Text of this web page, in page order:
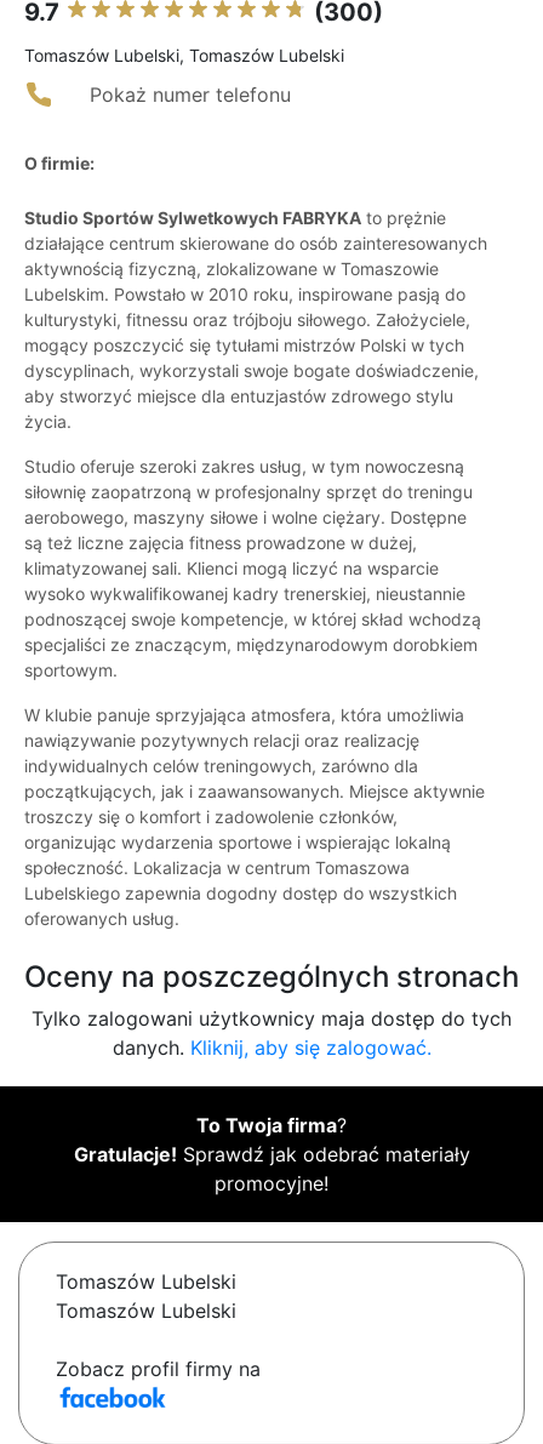
9.7 (300)
Tomaszów Lubelski, Tomaszów Lubelski
Pokaż numer telefonu
O firmie:
Studio Sportów Sylwetkowych FABRYKA to prężnie
działające centrum skierowane do osób zainteresowanych
aktywnością fizyczną, zlokalizowane w Tomaszowie
Lubelskim. Powstało w 2010 roku, inspirowane pasją do
kulturystyki, fitnessu oraz trójboju siłowego. Założyciele,
mogący poszczycić się tytułami mistrzów Polski w tych
dyscyplinach, wykorzystali swoje bogate doświadczenie,
aby stworzyć miejsce dla entuzjastów zdrowego stylu
życia.
Studio oferuje szeroki zakres usług, w tym nowoczesną
siłownię zaopatrzoną w profesjonalny sprzęt do treningu
aerobowego, maszyny siłowe i wolne ciężary. Dostępne
są też liczne zajęcia fitness prowadzone w dużej,
klimatyzowanej sali. Klienci mogą liczyć na wsparcie
wysoko wykwalifikowanej kadry trenerskiej, nieustannie
podnoszącej swoje kompetencje, w której skład wchodzą
specjaliści ze znaczącym, międzynarodowym dorobkiem
sportowym.
W klubie panuje sprzyjająca atmosfera, która umożliwia
nawiązywanie pozytywnych relacji oraz realizację
indywidualnych celów treningowych, zarówno dla
początkujących, jak i zaawansowanych. Miejsce aktywnie
troszczy się o komfort i zadowolenie członków,
organizując wydarzenia sportowe i wspierając lokalną
społeczność. Lokalizacja w centrum Tomaszowa
Lubelskiego zapewnia dogodny dostęp do wszystkich
oferowanych usług.
Oceny na poszczególnych stronach
Tylko zalogowani użytkownicy maja dostęp do tych
danych. Kliknij, aby się zalogować.
To Twoja firma?
Gratulacje! Sprawdź jak odebrać materiały
promocyjne!
Tomaszów Lubelski
Tomaszów Lubelski
Zobacz profil firmy na